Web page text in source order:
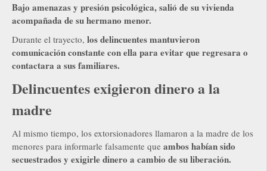
Bajo amenazas y presión psicológica, salió de su vivienda
acompañada de su hermano menor.
Durante el trayecto, los delincuentes mantuvieron
comunicación constante con ella para evitar que regresara o
contactara a sus familiares.
Delincuentes exigieron dinero a la
madre
Al mismo tiempo, los extorsionadores llamaron a la madre de los
menores para informarle falsamente que ambos habían sido
secuestrados y exigirle dinero a cambio de su liberación.